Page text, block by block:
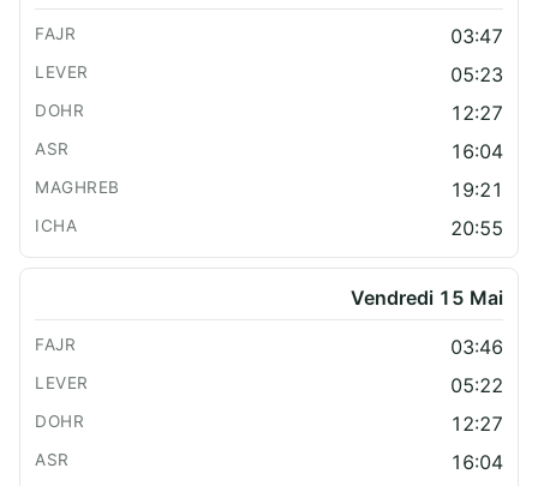
03:47
05:23
12:27
16:04
19:21
20:55
Vendredi 15 Mai
03:46
05:22
12:27
16:04